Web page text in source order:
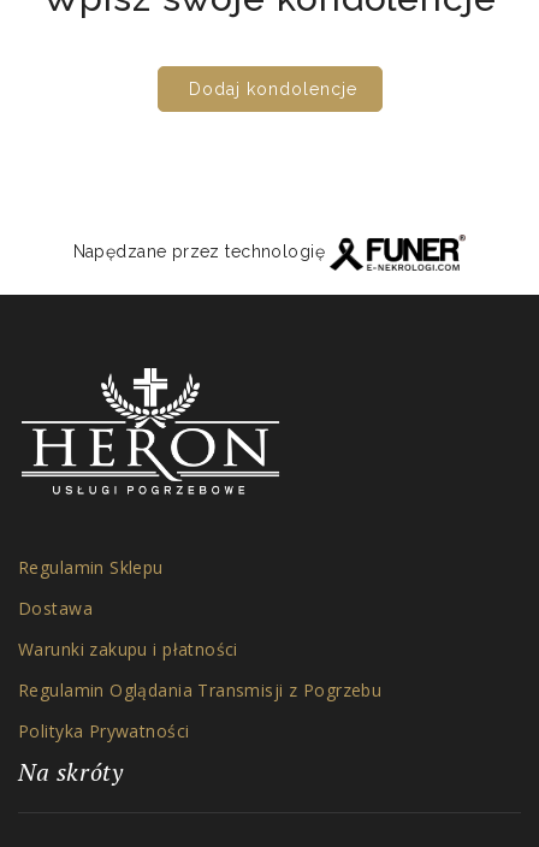
Dodaj kondolencje
Napędzane przez technologię
Regulamin Sklepu
Dostawa
Warunki zakupu i płatności
Regulamin Oglądania Transmisji z Pogrzebu
Polityka Prywatności
Na skróty